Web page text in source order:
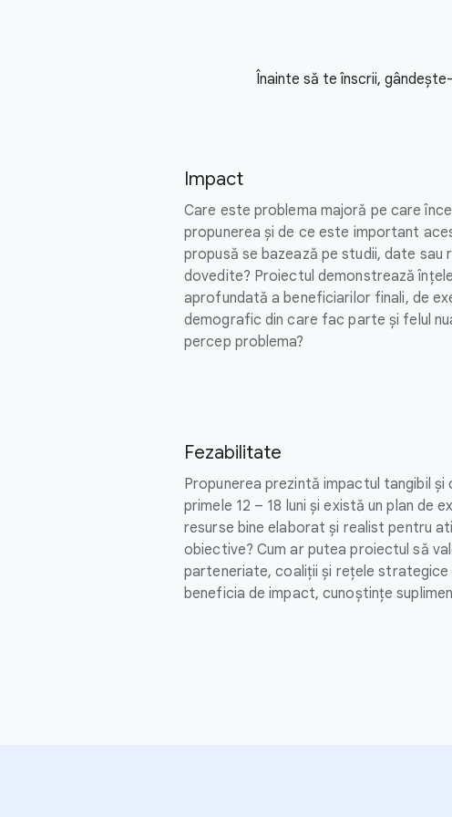
Înainte să te înscrii,
Impact
Care este problema majoră pe care
propunerea și de ce este important
propusă se bazează pe studii, date sau
dovedite? Proiectul demonstrează
aprofundată a beneficiarilor finali, de
demografic din care fac parte și felul
percep problema?
Fezabilitate
Propunerea prezintă impactul tangibil și
primele 12 – 18 luni și există un plan de
resurse bine elaborat și realist pentru
obiective? Cum ar putea proiectul să
parteneriate, coaliții și rețele strategice
beneficia de impact, cunoștințe